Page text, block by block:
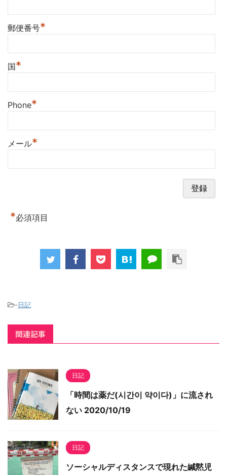
郵便番号*
国*
Phone*
メール*
*必須項目
-日記
関連記事
日記
「時間は薬だ(시간이 약이다)」に流され
ない 2020/10/19
日記
ソーシャルディスタンスで現れた緘黙児